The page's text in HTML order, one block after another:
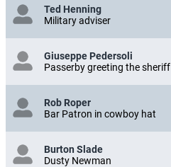
Ted Henning
Military adviser
Giuseppe Pedersoli
Passerby greeting the sheriff
Rob Roper
Bar Patron in cowboy hat
Burton Slade
Dusty Newman